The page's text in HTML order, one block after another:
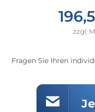
zzgl.
Fragen Sie Ihren